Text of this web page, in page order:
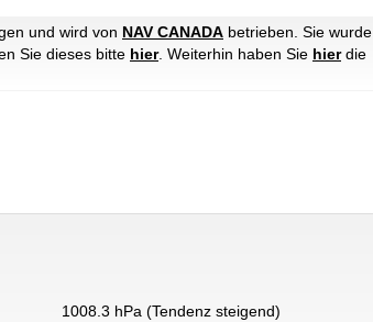
und wird von NAV CANADA betrieben. Sie wurde
Sie dieses bitte hier. Weiterhin haben Sie hierdie
1008.3 hPa (Tendenz steigend)